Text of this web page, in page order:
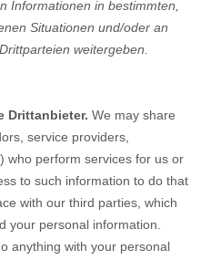
Informationen in bestimmten,
Situationen und/oder an
weitergeben.
Drittanbieter. We may share
service providers,
who perform services for us or
to such information to do that
with our third parties, which
your personal information.
anything with your personal